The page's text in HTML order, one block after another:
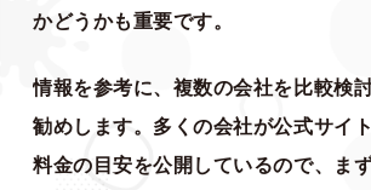
かどうかも重要です。
情報を参考に、複数の会社を比較検
勧めします。多くの会社が公式サイ
料金の目安を公開しているので、ま